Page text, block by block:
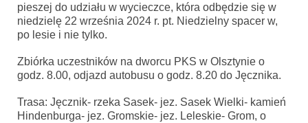
pieszej do udziału w wycieczce, która odbędzie się w
niedzielę 22 września 2024 r. pt. Niedzielny spacer w,
po lesie i nie tylko.
Zbiórka uczestników na dworcu PKS w Olsztynie o
godz. 8.00, odjazd autobusu o godz. 8.20 do Jęcznika.
Trasa: Jęcznik- rzeka Sasek- jez. Sasek Wielki- kamień
Hindenburga- jez. Gromskie- jez. Leleskie- Grom, o